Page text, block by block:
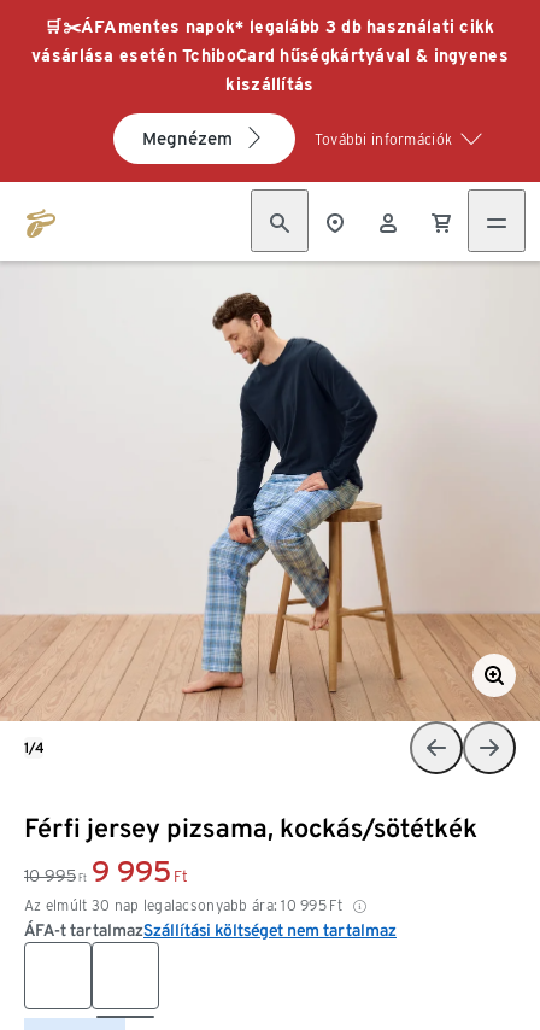
🛒✂️ÁFAmentes napok* legalább 3 db használati cikk
vásárlása esetén TchiboCard hűségkártyával & ingyenes
kiszállítás
Megnézem További információk
Férfi jersey pizsama, kockás/sötétkék
10 995 Ft 9 995 Ft
Az elmúlt 30 nap legalacsonyabb ára: 10 995 Ft
ÁFA-t tartalmazSzállítási költséget nem tartalmaz
1/4